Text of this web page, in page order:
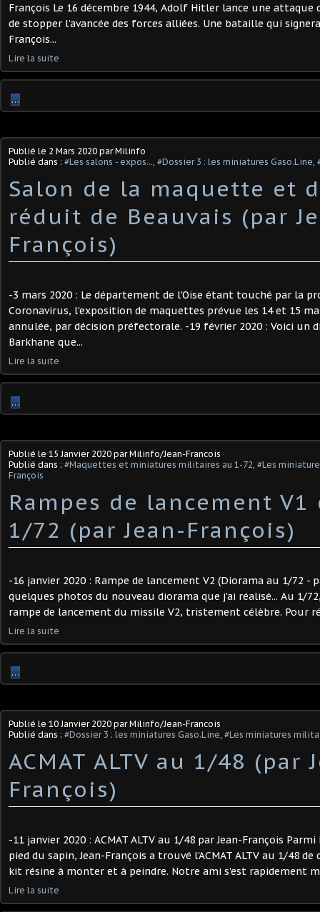
François Le 16 décembre 1944, Adolf Hitler lance une
de stopper l'avancée des forces alliées. Une bataille qui
François...
Lire la suite
…
Publié le 2 Mars 2020 par Milinfo
Publié dans : #Les salons - expos..., #Dossier 3 : les miniatures Gaso.Line,
Salon de la maquette et
réduit de Beauvais (par
François)
-3 mars 2020 : Le département de l'Oise étant touché par la
Coronavirus, l'exposition de maquettes prévue les 14 et 15
annulée, par décision préfectorale. -19 février 2020 : Voici un
Barkhane que...
Lire la suite
…
Publié le 15 Janvier 2020 par Milinfo/Jean-Francois
Publié dans : #Maquettes et miniatures militaires au 1-72, #Les
François
Rampes de lancement V1
1/72 (par Jean-François)
-16 janvier 2020 : Rampe de lancement V2 (Diorama au 1/72 -
quelques photos du nouveau diorama que j'ai réalisé... Au 1/
rampe de lancement du missile V2, tristement célèbre. Pour
Lire la suite
…
Publié le 10 Janvier 2020 par Milinfo/Jean-Francois
Publié dans : #Dossier 3 : les miniatures Gaso.Line, #Les miniatures
ACMAT ALTV au 1/48 (par
François)
-11 janvier 2020 : ACMAT ALTV au 1/48 par Jean-François
pied du sapin, Jean-François a trouvé l'ACMAT ALTV au 1/48
kit résine à monter et à peindre. Notre ami s'est rapidement
Lire la suite